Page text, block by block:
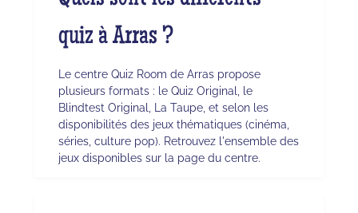
quiz à Arras ?
Le centre Quiz Room de Arras propose
plusieurs formats : le Quiz Original, le
Blindtest Original, La Taupe, et selon les
disponibilités des jeux thématiques (cinéma,
séries, culture pop). Retrouvez l'ensemble des
jeux disponibles sur la page du centre.